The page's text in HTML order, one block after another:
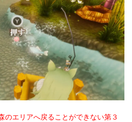
のエリアへ戻ることができない第３